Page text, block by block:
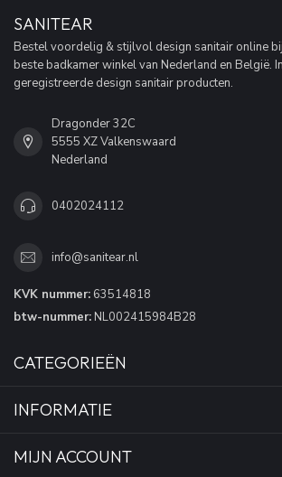
SANITEAR
Bestel voordelig & stijlvol design sanitair online
beste badkamer winkel van Nederland en België.
geregistreerde design sanitair producten.
Dragonder 32C
5555 XZ Valkenswaard
Nederland
0402024112
info@sanitear.nl
KVK nummer: 63514818
btw-nummer: NL002415984B28
CATEGORIEËN
INFORMATIE
MIJN ACCOUNT